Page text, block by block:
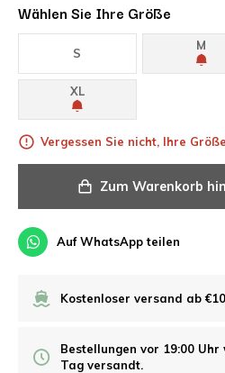
Wählen Sie Ihre Größe
S
M
XL
Vergessen Sie nicht, Ihre
Zum Warenkorb
Auf WhatsApp teilen
Kostenloser versand ab
Bestellungen vor 19:00
Tag versandt.